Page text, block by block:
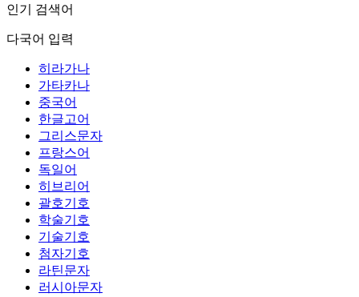
인기 검색어
다국어 입력
히라가나
가타카나
중국어
한글고어
그리스문자
프랑스어
독일어
히브리어
괄호기호
학술기호
기술기호
첨자기호
라틴문자
러시아문자